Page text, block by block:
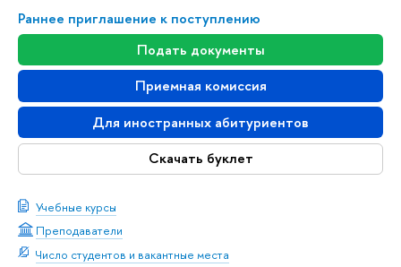
Раннее приглашение к поступлению
Подать документы
Приемная комиссия
Для иностранных абитуриенто
Скачать буклет
Учебные курсы
Преподаватели
Число студентов и вакантные места